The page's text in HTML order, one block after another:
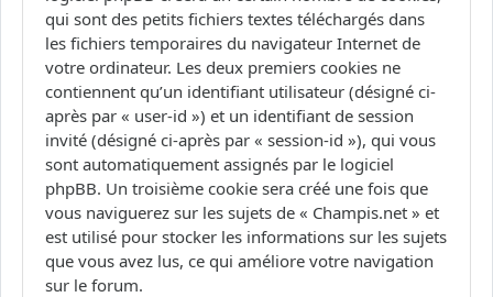
qui sont des petits fichiers textes téléchargés dans
les fichiers temporaires du navigateur Internet de
votre ordinateur. Les deux premiers cookies ne
contiennent qu’un identifiant utilisateur (désigné ci-
après par « user-id ») et un identifiant de session
invité (désigné ci-après par « session-id »), qui vous
sont automatiquement assignés par le logiciel
phpBB. Un troisième cookie sera créé une fois que
vous naviguerez sur les sujets de « Champis.net » et
est utilisé pour stocker les informations sur les sujets
que vous avez lus, ce qui améliore votre navigation
sur le forum.